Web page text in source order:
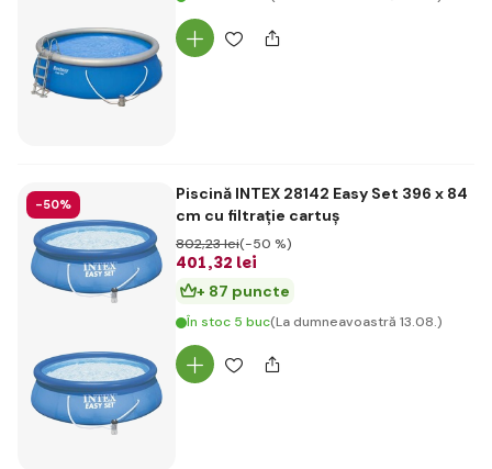
-50%
Piscină INTEX 28142 Easy Set 396 x 84
cm cu filtrație cartuș
401,32 lei
802,23 lei(-50 %)
+ 87 puncte
În stoc 5 buc(La dumneavoastră 13.08.)